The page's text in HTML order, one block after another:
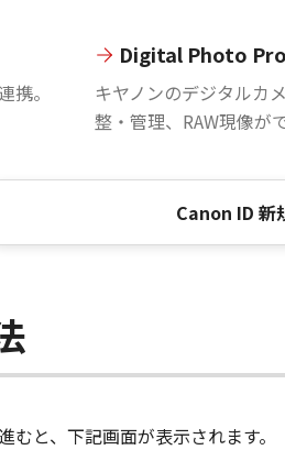
携。
Digital Photo
キヤノンのデジタルカ
整・管理、RAW現像が
Canon ID 新
むと、下記画面が表示されます。